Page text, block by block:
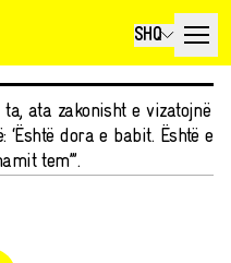
SHQ
ata zakonisht e vizatojnë
‘Është dora e babit. Është e
tem’”.